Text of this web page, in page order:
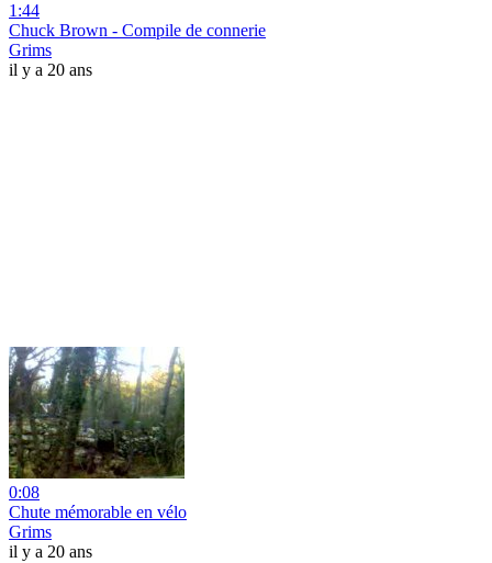
1:44
Chuck Brown - Compile de connerie
Grims
il y a 20 ans
0:08
Chute mémorable en vélo
Grims
il y a 20 ans